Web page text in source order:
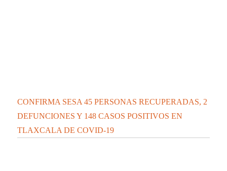
CONFIRMA SESA 45 PERSONAS RECUPERADAS, 2
DEFUNCIONES Y 148 CASOS POSITIVOS EN
TLAXCALA DE COVID-19